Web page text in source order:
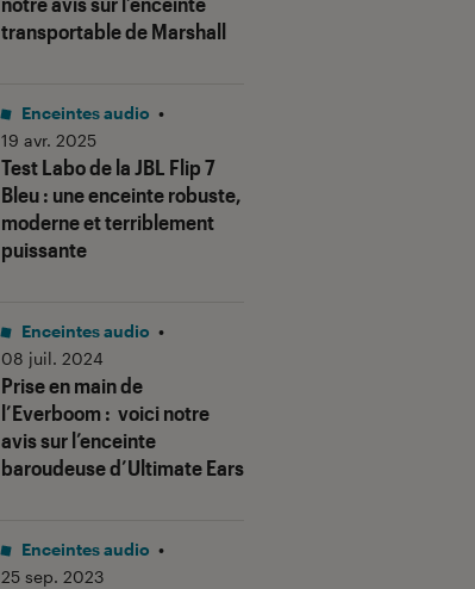
transportable de Marshall
Test Labo de la JBL Flip 7
Bleu : une enceinte robuste,
moderne et terriblement
puissante
Enceintes audio •
19 avr. 2025
Prise en main de
l’Everboom : voici notre
avis sur l’enceinte
baroudeuse d’Ultimate Ears
Enceintes audio •
08 juil. 2024
Enceintes audio •
25 sep. 2023